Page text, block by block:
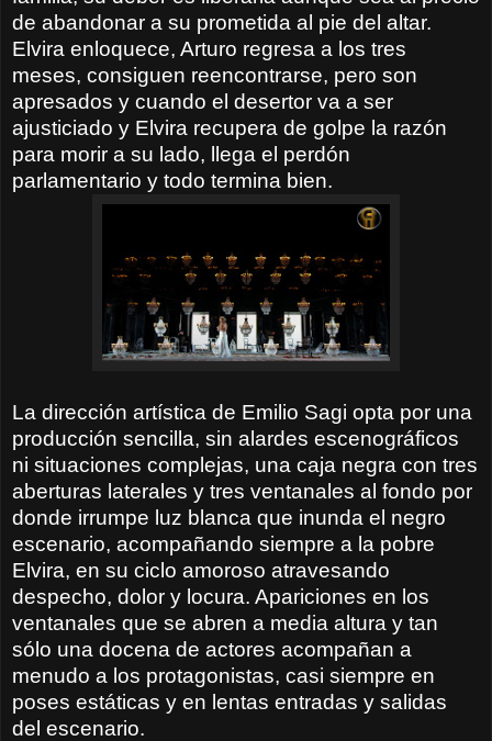
de abandonar a su prometida al pie del altar.
Elvira enloquece, Arturo regresa a los tres
meses, consiguen reencontrarse, pero son
apresados y cuando el desertor va a ser
ajusticiado y Elvira recupera de golpe la razón
para morir a su lado, llega el perdón
parlamentario y todo termina bien.
La dirección artística de Emilio Sagi opta por una
producción sencilla, sin alardes escenográficos
ni situaciones complejas, una caja negra con tres
aberturas laterales y tres ventanales al fondo por
donde irrumpe luz blanca que inunda el negro
escenario, acompañando siempre a la pobre
Elvira, en su ciclo amoroso atravesando
despecho, dolor y locura. Apariciones en los
ventanales que se abren a media altura y tan
sólo una docena de actores acompañan a
menudo a los protagonistas, casi siempre en
poses estáticas y en lentas entradas y salidas
del escenario.